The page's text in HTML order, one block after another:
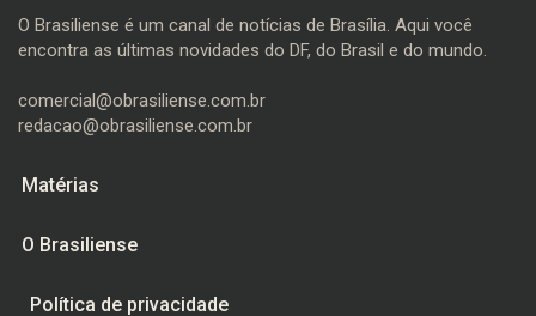
O Brasiliense é um canal de notícias de Brasília. Aqui você
encontra as últimas novidades do DF, do Brasil e do mundo.
comercial@obrasiliense.com.br
redacao@obrasiliense.com.br
Matérias
O Brasiliense
Política de privacidade